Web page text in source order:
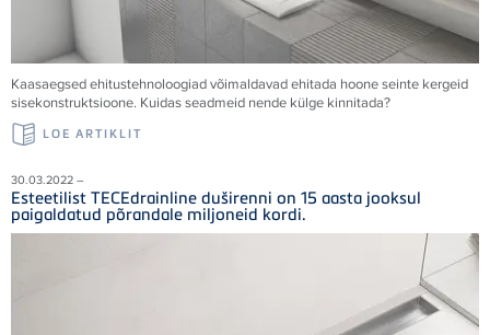
Kaasaegsed ehitustehnoloogiad võimaldavad ehitada hoone seinte kergeid
sisekonstruktsioone. Kuidas seadmeid nende külge kinnitada?
LOE ARTIKLIT
30.03.2022 –
Esteetilist TECEdrainline duširenni on 15 aasta jooksul
paigaldatud põrandale miljoneid kordi.